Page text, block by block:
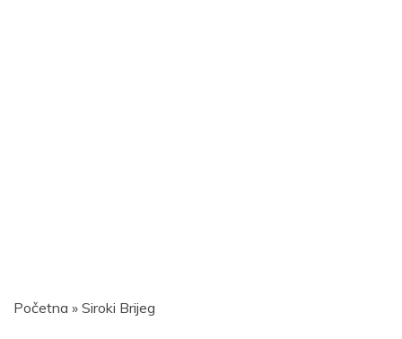
Početna » Siroki Brijeg